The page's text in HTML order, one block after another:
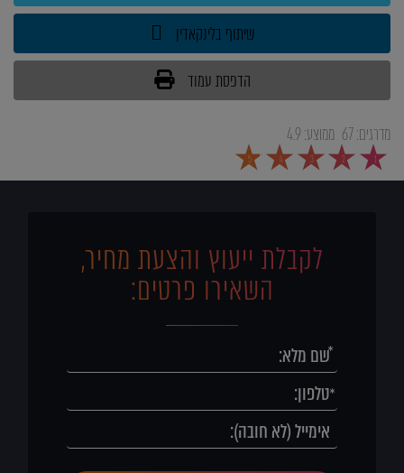
שיתוף בלינקאדין
הדפסת עמוד
מדרגים:67 ממוצע:4.9
1
2
3
4
5
לקבלת ייעוץ והצעת מחיר,
השאירו פרטים: